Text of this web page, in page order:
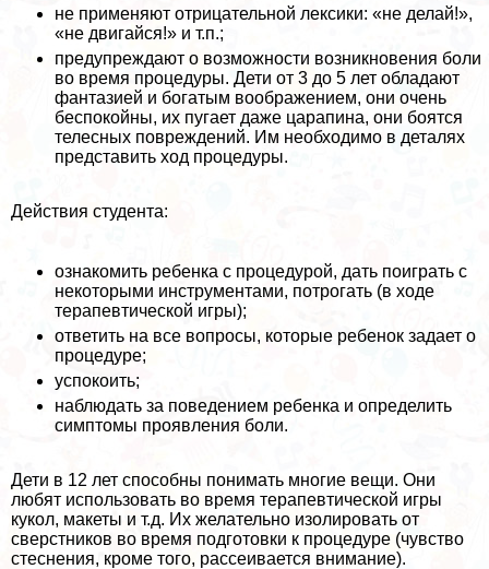
не применяют отрицательной лексики: «не де­лай!»,
«не двигайся!» и т.п.;
предупреждают о возможности возникновения боли
во время процедуры. Дети от 3 до 5 лет обладают
фантазией и богатым воображением, они очень
беспокойны, их пугает даже царапина, они боятся
телесных повреж­дений. Им необходимо в деталях
представить ход процедуры.
Действия студента:
ознакомить ребенка с процедурой, дать поиграть с
некоторыми инструментами, потрогать (в ходе
терапевтической игры);
ответить на все вопросы, которые ребенок задает о
процедуре;
успокоить;
наблюдать за поведением ребенка и определить
симптомы проявления боли.
Дети в 12 лет способны понимать многие вещи. Они
любят использовать во время терапевтической игры
кукол, макеты и т.д. Их желательно изолиро­вать от
сверстников во время подготовки к процеду­ре (чувство
стеснения, кроме того, рассеивается внимание).